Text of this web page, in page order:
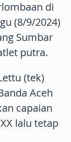
di
(8/9/2024)
Sumbar
putra.
(tek)
Aceh
capaian
lalu tetap